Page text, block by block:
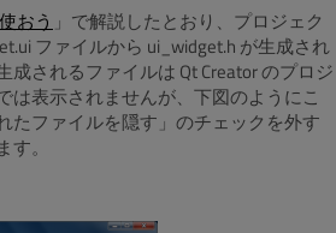
おう 」で解説したとおり、プロジェク
ファイルから ui_widget.h が生成され
成されるファイルは Qt Creator のプロジ
は表示されませんが、下図のようにこ
たファイルを隠す」のチェックを外す
。